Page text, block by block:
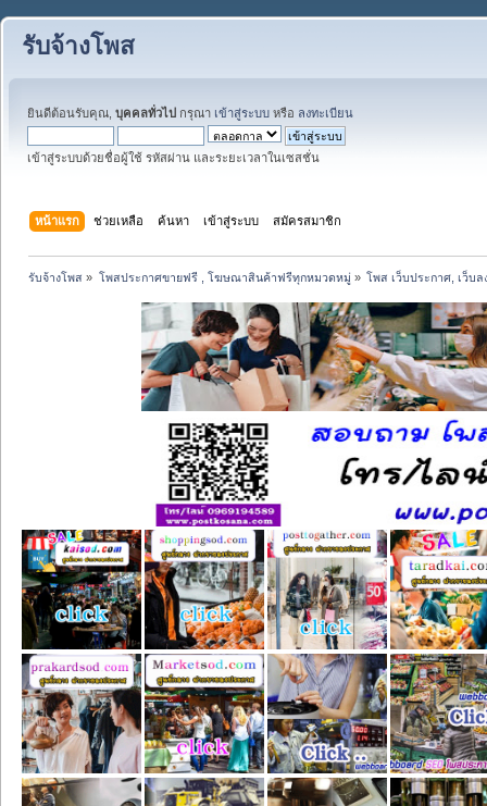
รับจ้างโพส
ยินดีต้อนรับคุณ, บุคคลทั่วไป กรุณา เข้าสู่ระบบ หรือ ลงทะเบียน
เข้าสู่ระบบด้วยชื่อผู้ใช้ รหัสผ่าน และระยะเวลาในเซสชั่น
หน้าแรก ช่วยเหลือ ค้นหา เข้าสู่ระบบ สมัครสมาชิก
รับจ้างโพส » โพสประกาศขายฟรี , โฆษณาสินค้าฟรีทุกหมวดหมู่» โพส เว็บประกาศ, เว็บ